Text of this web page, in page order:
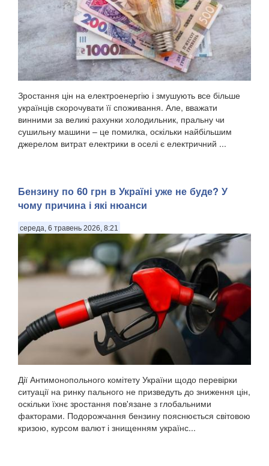
Зростання цін на електроенергію і змушують все більше
українців скорочувати її споживання. Але, вважати
винними за великі рахунки холодильник, пральну чи
сушильну машини – це помилка, оскільки найбільшим
джерелом витрат електрики в оселі є електричний ...
Бензину по 60 грн в Україні уже не буде? У
чому причина і які нюанси
середа, 6 травень 2026, 8:21
Дії Антимонопольного комітету України щодо перевірки
ситуації на ринку пального не призведуть до зниження цін,
оскільки їхнє зростання пов'язане з глобальними
факторами. Подорожчання бензину пояснюється світовою
кризою, курсом валют і знищенням українс...